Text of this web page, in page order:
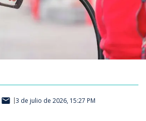
3 de julio de 2026, 15:27 PM